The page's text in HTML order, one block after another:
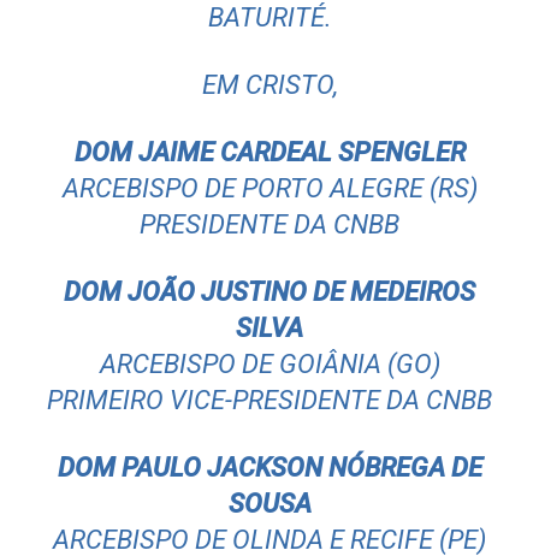
BATURITÉ.
EM CRISTO,
DOM JAIME CARDEAL SPENGLER
ARCEBISPO DE PORTO ALEGRE (RS)
PRESIDENTE DA CNBB
DOM JOÃO JUSTINO DE MEDEIROS
SILVA
ARCEBISPO DE GOIÂNIA (GO)
PRIMEIRO VICE-PRESIDENTE DA CNBB
DOM PAULO JACKSON NÓBREGA DE
SOUSA
ARCEBISPO DE OLINDA E RECIFE (PE)